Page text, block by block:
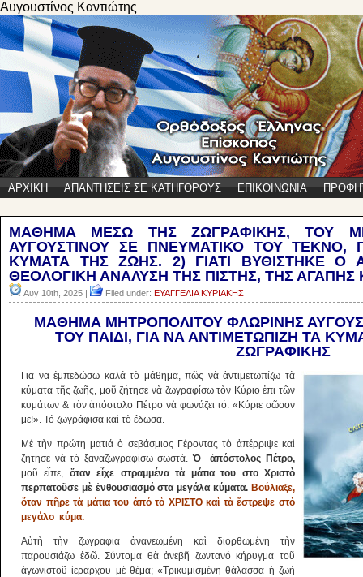
Αυγουστίνος Καντιώτης
ΑΡΧΙΚΗ ΑΠΑΝΤΗΣΕΙΣ ΣΕ ΚΑΤΗΓΟΡΟΥΣ ΕΠΙΚΟΙΝΩΝΙΑ
ΜΑΘΗΜΑ ΜΕΣΩ ΤΗΣ ΖΩΓΡΑΦΙΚΗΣ, ΤΟΥ
ΑΥΓΟΥΣΤΙΝΟΥ ΣΕ ΠΝΕΥΜΑΤΙΚΟ ΤΟΥ ΤΕΚΝΟ,
ΚΥΜΑΤΑ ΤΗΣ ΖΩΗΣ. 2) ΓΙΑΤΙ ΒΥΘΙΣΤΗΚΕ Ο
ΘΕΟΛΟΓΙΚΗ ΑΝΑΛΥΣΗ ΤΗΣ ΠΙΣΤΗΣ, ΤΗΣ ΑΓΑΠΗΣ
Αυγ 10th, 2025 | Filed under: ΕΥΑΓΓΕΛΙΑ ΚΥΡΙΑΚΗΣ
ΜΑΘΗΜΑ ΜΗΤΡΟΠΟΛΙΤΟΥ ΦΛΩΡΙΝΗΣ
ΤΟΥ ΠΑΙΔΙ, ΓΙΑ ΝΑ ΑΝΤΙΜΕΤΩΠΙΖΗ ΤΑ
ΖΩΓΡΑΦΙΚΗΣ
Για να ἐμπεδώσω καλά τὸ μάθημα, πῶς νὰ ἀντιμετωπίζω τὰ
κύματα τῆς ζωῆς, μοῦ ζήτησε νὰ ζωγραφίσω τὸν Κύριο ἐπι τῶν
κυμάτων & τὸν ἀπόστολο Πέτρο νὰ φωνάζει τό: «Κύριε σῶσον
με!». Τό ζωγράφισα καὶ τὸ ἔδωσα.
Μέ τὴν πρώτη ματιά ὁ σεβάσμιος Γέροντας τὸ ἀπέρριψε καὶ
ζήτησε νὰ τὸ ξαναζωγραφίσω σωστά.Ὁ ἀπόστολος Πέτρο,
μοῦ εἶπε, ὅταν εἶχε στραμμένα τὰ μάτια του στο Χριστὸ
περπατοῦσε μὲ ἐνθουσιασμό στα μεγάλα κύματα. Βούλιαξε,
ὅταν πῆρε τὰ μάτια του ἀπό τὸ ΧΡΙΣΤΟ καὶ τὰ ἔστρεψε στὸ
μεγάλο κύμα.
Αὐτὴ τὴν ζωγραφια ἀνανεωμένη καὶ διορθωμένη τὴν
παρουσιάζω ἐδῶ. Σύντομα θὰ ἀνεβῆ ζωντανό κήρυγμα τοῦ
ἀγωνιστοῦ ἱεραρχου μὲ θέμα; «Τρικυμισμένη θάλασσα ἡ ζωή